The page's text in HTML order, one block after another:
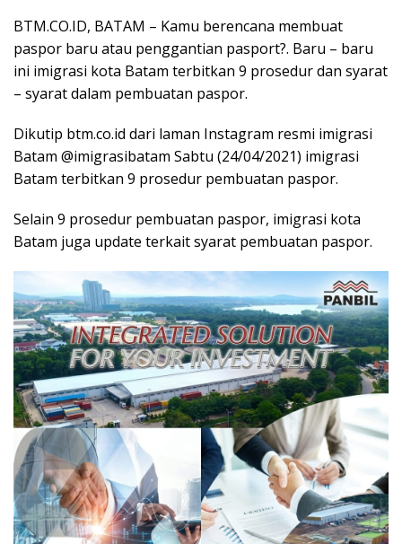
BTM.CO.ID, BATAM – Kamu berencana membuat
paspor baru atau penggantian pasport?. Baru – baru
ini imigrasi kota Batam terbitkan 9 prosedur dan syarat
– syarat dalam pembuatan paspor.
Dikutip btm.co.id dari laman Instagram resmi imigrasi
Batam @imigrasibatam Sabtu (24/04/2021) imigrasi
Batam terbitkan 9 prosedur pembuatan paspor.
Selain 9 prosedur pembuatan paspor, imigrasi kota
Batam juga update terkait syarat pembuatan paspor.